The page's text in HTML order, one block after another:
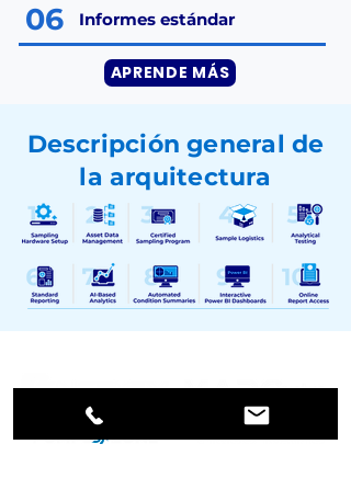
06 Informes estándar
APRENDE MÁS
Descripción general de
la arquitectura